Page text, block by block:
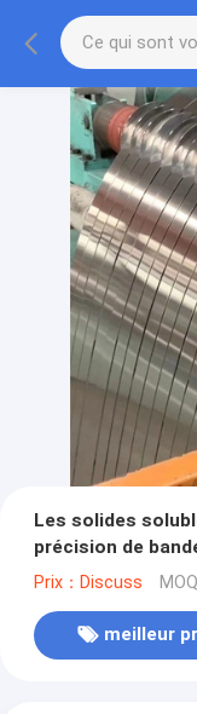
Les solides
précision de
304 309s 310s 316
Prix：Discuss
meilleur